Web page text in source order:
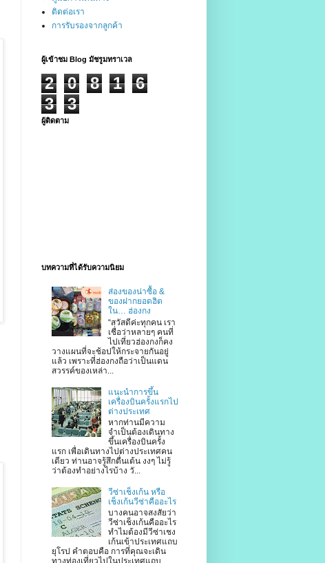
ติดต่อเรา
การรับรองจากลูกค้า
ผู้เข้าชม Blog มัชรูมทราเวล
2 0 8 1
6
3
3
ผู้ติดตาม
บทความที่ได้รับความนิยม
ส่องของน่าซื้อ &
ของฝากยอดฮิต
ใน… ฮ่องกง
“สวัสดีค่ะทุกคน เรา
เชื่อว่าหลายๆ คนที่
ไปเที่ยวฮ่องกงก็คง
วางแผนที่จะช้อปให้กระจายกันอยู่
แล้ว เพราะที่ฮ่องกงถือว่าเป็นแดน
สวรรค์ของเหล่า...
แนะนำการขึ้น
เครื่องบินครั้งแรกไป
ต่างประเทศ
หากท่านมีความ
จำเป็นต้องเดินทาง
ขึ้นเครื่องบินครั้ง
แรก เพื่อเดินทางไปต่างประเทศคน
เดียว ท่านอาจรู้สึกตื่นเต้น งงๆ ไม่รู้
ว่าต้องทำอย่างไรบ้าง วั...
วีซ่าเช็งเก้น หรือ
เช็งเก้นวีซ่าคืออะไร
บางคนอาจสงสัยว่า
วีซ่าเช็งเก้นคืออะไร
ทำไมต้องมีวีซ่าเชง
เก้นเข้าประเทศแถบ
ยุโรป คำตอบคือ การที่คุณจะเดิน
ทางท่องเที่ยวไปในประเทศแถบ